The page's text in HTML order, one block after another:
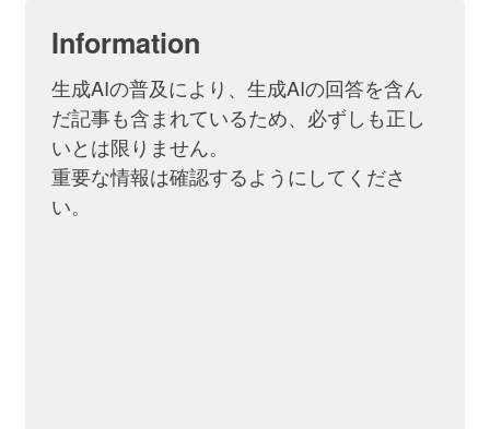
Information
生成AIの普及により、生成AIの回答を含ん
だ記事も含まれているため、必ずしも正し
いとは限りません。
重要な情報は確認するようにしてくださ
い。